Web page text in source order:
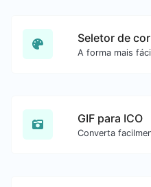
Seletor de cor
GIF para ICO